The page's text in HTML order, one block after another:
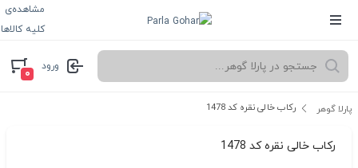
مشاهده‌ی
کلیه کالاها
ورود
۰
پارلا گوهر رکاب خالی نقره کد 1478
رکاب خالی نقره کد 1478